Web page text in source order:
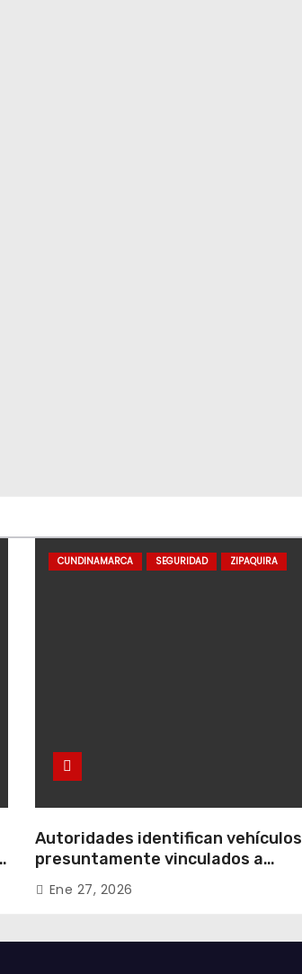
CUNDINAMARCA SEGURIDAD ZIPAQUIRA
Autoridades identifican vehículos
presuntamente vinculados a
hurtos en conjuntos
residenciales de Zipaquirá
Ene 27, 2026